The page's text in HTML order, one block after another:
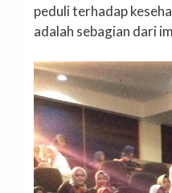
peduli terhadap
adalah sebagian dari